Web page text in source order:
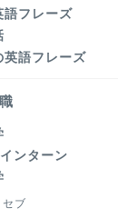
語フレーズ
英語フレーズ
ンターン
セブ